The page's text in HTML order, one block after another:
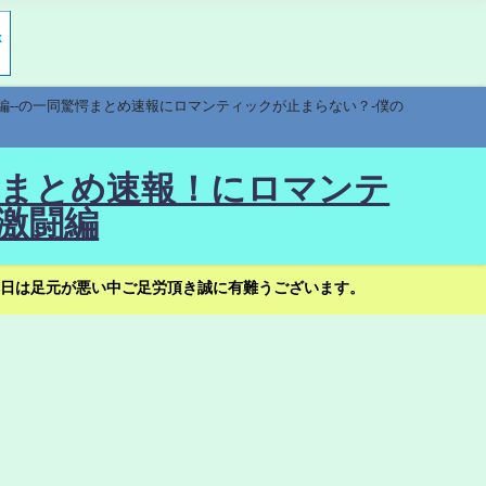
の一同驚愕まとめ速報にロマンティックが止まらない？-僕の
とめ速報！にロマンテ
闘編
足元が悪い中ご足労頂き誠に有難うございます。